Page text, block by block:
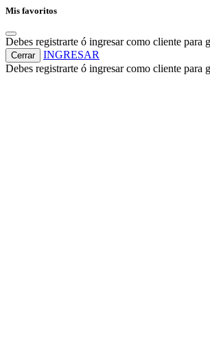
Mis favoritos
Debes registrarte ó ingresar como cliente para
Cerrar
INGRESAR
Debes registrarte ó ingresar como cliente para